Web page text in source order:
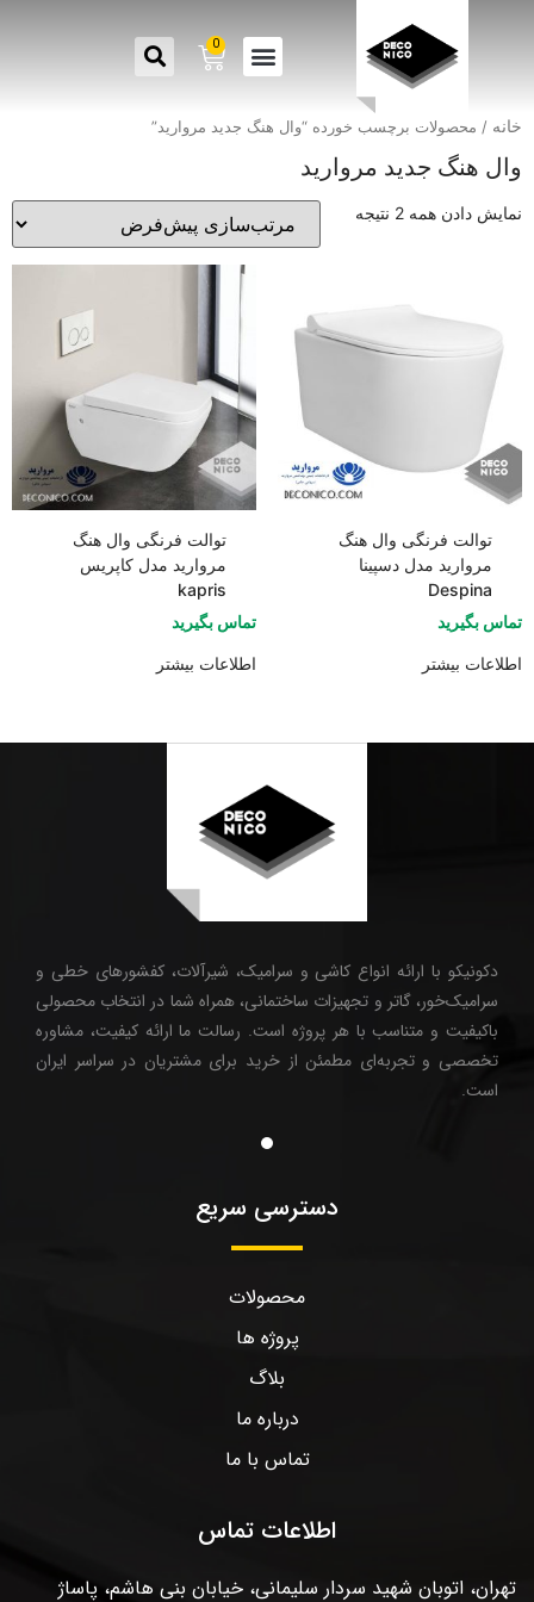
0
خانه / محصولات برچسب خورده “وال هنگ جدید مروارید”
وال هنگ جدید مروارید
نمایش دادن همه 2 نتیجه
توالت فرنگی وال هنگ
مروارید مدل دسپینا
Despina
تماس بگیرید
اطلاعات بیشتر
توالت فرنگی وال هنگ
مروارید مدل کاپریس
kapris
تماس بگیرید
اطلاعات بیشتر
دکونیکو با ارائه انواع کاشی و سرامیک، شیرآلات، کفشورهای خطی و
سرامیک‌خور، گاتر و تجهیزات ساختمانی، همراه شما در انتخاب محصولی
باکیفیت و متناسب با هر پروژه است. رسالت ما ارائه کیفیت، مشاوره
تخصصی و تجربه‌ای مطمئن از خرید برای مشتریان در سراسر ایران
است.
دسترسی سریع
محصولات
پروژه ها
بلاگ
درباره ما
تماس با ما
اطلاعات تماس
تهران، اتوبان شهید سردار سلیمانی، خیابان بنی هاشم، پاساژ